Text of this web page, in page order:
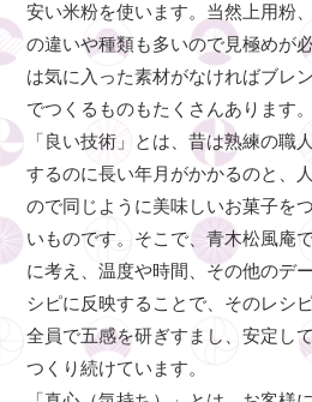
安い米粉を使います。当然上用粉
の違いや種類も多いので見極めが
は気に入った素材がなければブレ
でつくるものもたくさんあります。
「良い技術」とは、昔は熟練の職
するのに長い年月がかかるのと、
ので同じように美味しいお菓子を
いものです。そこで、青木松風庵
に考え、温度や時間、その他のデ
シピに反映することで、そのレシ
全員で五感を研ぎすまし、安定し
つくり続けています。